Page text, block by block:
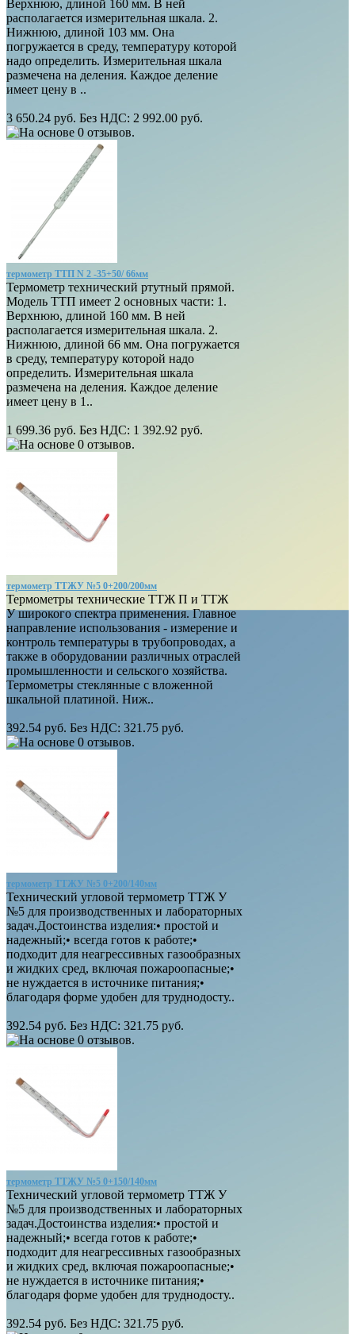
Верхнюю, длиной 160 мм. В ней
располагается измерительная шкала. 2.
Нижнюю, длиной 103 мм. Она
погружается в среду, температуру которой
надо определить. Измерительная шкала
размечена на деления. Каждое деление
имеет цену в ..
3 650.24 руб. Без НДС: 2 992.00 руб.
термометр ТТП N 2 -35+50/ 66мм
Термометр технический ртутный прямой.
Модель ТТП имеет 2 основных части: 1.
Верхнюю, длиной 160 мм. В ней
располагается измерительная шкала. 2.
Нижнюю, длиной 66 мм. Она погружается
в среду, температуру которой надо
определить. Измерительная шкала
размечена на деления. Каждое деление
имеет цену в 1..
1 699.36 руб. Без НДС: 1 392.92 руб.
термометр ТТЖУ №5 0+200/200мм
Термометры технические ТТЖ П и ТТЖ
У широкого спектра применения. Главное
направление использования - измерение и
контроль температуры в трубопроводах, а
также в оборудовании различных отраслей
промышленности и сельского хозяйства.
Термометры стеклянные с вложенной
шкальной платиной. Ниж..
392.54 руб. Без НДС: 321.75 руб.
термометр ТТЖУ №5 0+200/140мм
Технический угловой термометр ТТЖ У
№5 для производственных и лабораторных
задач.Достоинства изделия:• простой и
надежный;• всегда готов к работе;•
подходит для неагрессивных газообразных
и жидких сред, включая пожароопасные;•
не нуждается в источнике питания;•
благодаря форме удобен для труднодосту..
392.54 руб. Без НДС: 321.75 руб.
термометр ТТЖУ №5 0+150/140мм
Технический угловой термометр ТТЖ У
№5 для производственных и лабораторных
задач.Достоинства изделия:• простой и
надежный;• всегда готов к работе;•
подходит для неагрессивных газообразных
и жидких сред, включая пожароопасные;•
не нуждается в источнике питания;•
благодаря форме удобен для труднодосту..
392.54 руб. Без НДС: 321.75 руб.